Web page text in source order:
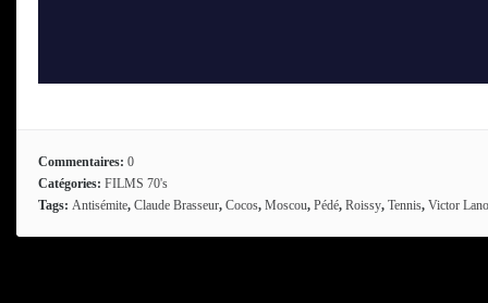
Commentaires: 0
Catégories: FILMS 70's
Tags: Antisémite, Claude Brasseur, Cocos, Moscou, Pédé, Roissy, Tennis, Victor